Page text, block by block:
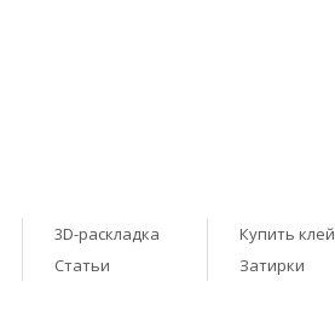
3D-раскладка
Статьи
Купить клей
Затирки